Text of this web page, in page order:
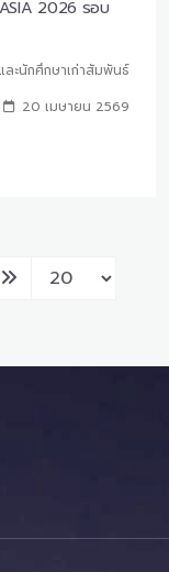
2026 รอบ
ะนักศึกษาเก่าสัมพันธ์
20 เมษายน 2569